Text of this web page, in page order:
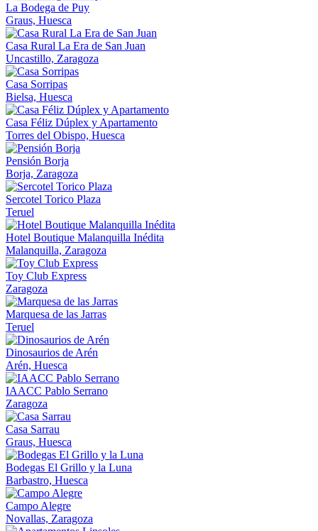
La Bodega de Puy
Graus, Huesca
Casa Rural La Era de San Juan
Uncastillo, Zaragoza
Casa Sorripas
Bielsa, Huesca
Casa Féliz Dúplex y Apartamento
Torres del Obispo, Huesca
Pensión Borja
Borja, Zaragoza
Sercotel Torico Plaza
Teruel
Hotel Boutique Malanquilla Inédita
Malanquilla, Zaragoza
Toy Club Express
Zaragoza
Marquesa de las Jarras
Teruel
Dinosaurios de Arén
Arén, Huesca
IAACC Pablo Serrano
Zaragoza
Casa Sarrau
Graus, Huesca
Bodegas El Grillo y la Luna
Barbastro, Huesca
Campo Alegre
Novallas, Zaragoza